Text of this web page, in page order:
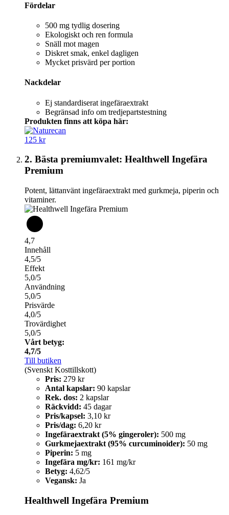
Fördelar
500 mg tydlig dosering
Ekologiskt och ren formula
Snäll mot magen
Diskret smak, enkel dagligen
Mycket prisvärd per portion
Nackdelar
Ej standardiserat ingefäraextrakt
Begränsad info om tredjepartstestning
Produkten finns att köpa här:
125 kr
2. Bästa premiumvalet: Healthwell Ingefära
Premium
Potent, lättanvänt ingefäraextrakt med gurkmeja, piperin och
vitaminer.
4,7
Innehåll
4,5/5
Effekt
5,0/5
Användning
5,0/5
Prisvärde
4,0/5
Trovärdighet
5,0/5
Vårt betyg:
4,7/5
Till butiken
(Svenskt Kosttillskott)
Pris: 279 kr
Antal kapslar: 90 kapslar
Rek. dos: 2 kapslar
Räckvidd: 45 dagar
Pris/kapsel: 3,10 kr
Pris/dag: 6,20 kr
Ingefäraextrakt (5% gingeroler): 500 mg
Gurkmejaextrakt (95% curcuminoider): 50 mg
Piperin: 5 mg
Ingefära mg/kr: 161 mg/kr
Betyg: 4,62/5
Vegansk: Ja
Healthwell Ingefära Premium